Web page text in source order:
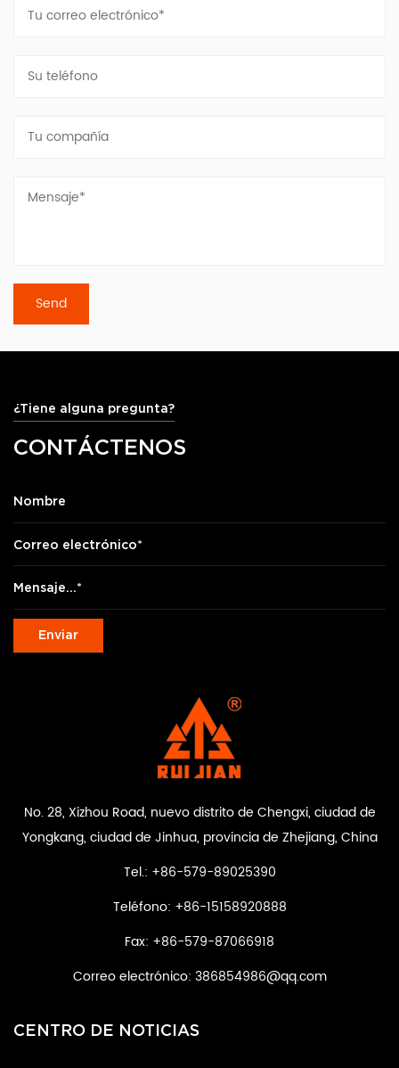
¿Tiene alguna pregunta?
CONTÁCTENOS
No. 28, Xizhou Road, nuevo distrito de Chengxi, ciudad de
Yongkang, ciudad de Jinhua, provincia de Zhejiang, China
Tel.: +86-579-89025390
Teléfono: +86-15158920888
Fax: +86-579-87066918
Correo electrónico: 386854986@qq.com
CENTRO DE NOTICIAS